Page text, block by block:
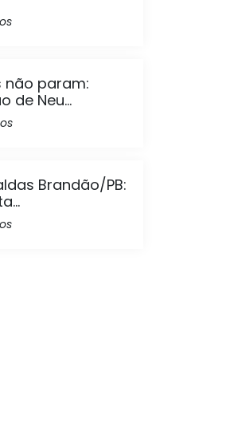
não param:
de Neu...
Brandão/PB: